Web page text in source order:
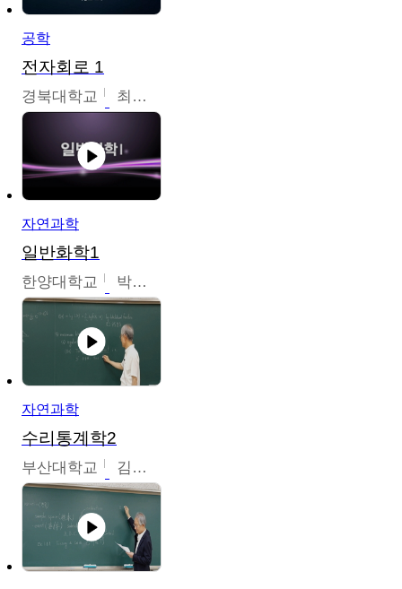
공학
전자회로 1
경북대학교 최병조
자연과학
일반화학1
한양대학교 박경호
자연과학
수리통계학2
부산대학교 김충락